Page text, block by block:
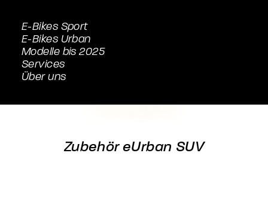
E-Bikes Sport
E-Bikes Urban
Modelle bis 2025
Services
Über uns
Mach aus dem e-Bike
deinen persönlichen e-
FRAMER.
Zubehör eUrban SUV